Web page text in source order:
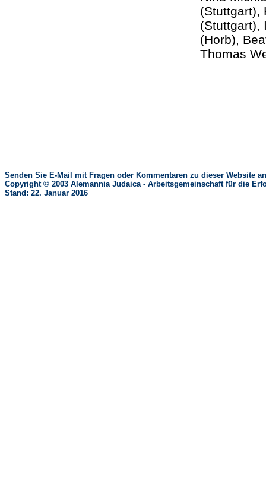
(Stuttgart),
(Stuttgart),
(Horb),
Thomas
Senden Sie E-Mail mit Fragen oder Kommentaren zu dieser Website
Copyright © 2003 Alemannia Judaica - Arbeitsgemeinschaft für die
Stand: 22. Januar 2016